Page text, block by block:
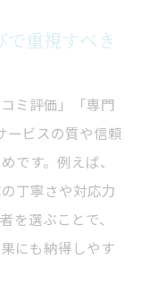
の注意点と見
ング業者の共
行う場合の注
ット・デメリ
で重視すべき
ミ評価」「専門
ービスの質や信頼
です。例えば、
丁寧さや対応力
を選ぶことで、
にも納得しやす